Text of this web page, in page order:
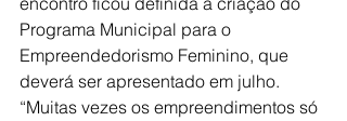
Programa Municipal para o
Empreendedorismo Feminino, que
deverá ser apresentado em julho.
“Muitas vezes os empreendimentos só